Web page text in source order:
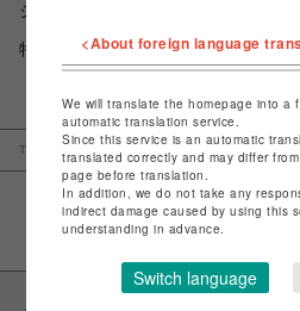
ショップお問い合わせは
特定商取引法など法令に基づく表記
TOP 広島PARCO エックスガール
<About foreign language
We will translate the homepage into a
automatic translation service.
Since this service is an automatic
translated correctly and may differ
page before translation.
In addition, we do not take any
indirect damage caused by using this
understanding in advance.
Switch language